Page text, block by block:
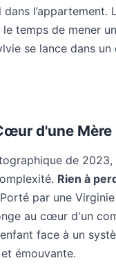
dans
temps de mener
se lance dans
d'une
de
Rien à
par une
au cœur d'un
face à un
émouvante.